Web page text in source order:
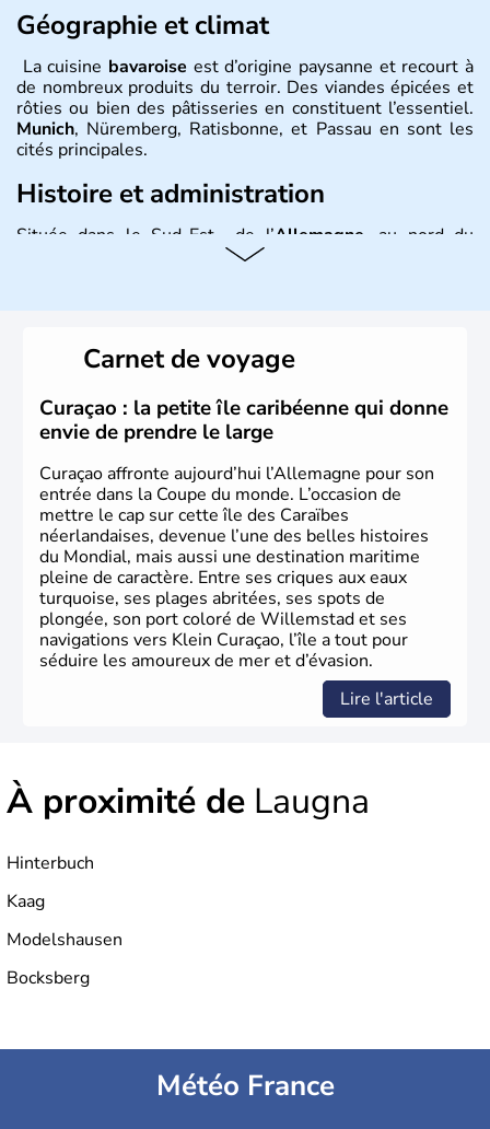
Géographie et climat
La cuisine bavaroise est d’origine paysanne et recourt à
de nombreux produits du terroir. Des viandes épicées et
rôties ou bien des pâtisseries en constituent l’essentiel.
Munich, Nüremberg, Ratisbonne, et Passau en sont les
cités principales.
Histoire et administration
Située dans le Sud-Est de l’Allemagne , au nord du
fait partie des seize
conservateur.Carnet de voyage
Curaçao : la petite île caribéenne qui donne
envie de prendre le large
Curaçao affronte aujourd’hui l’Allemagne pour son
entrée dans la Coupe du monde. L’occasion de
mettre le cap sur cette île des Caraïbes
néerlandaises, devenue l’une des belles histoires
du Mondial, mais aussi une destination maritime
pleine de caractère. Entre ses criques aux eaux
turquoise, ses plages abritées, ses spots de
plongée, son port coloré de Willemstad et ses
navigations vers Klein Curaçao, l’île a tout pour
séduire les amoureux de mer et d’évasion.
Lire l'article
À proximité de Laugna
Hinterbuch
Kaag
Modelshausen
Bocksberg
Météo France